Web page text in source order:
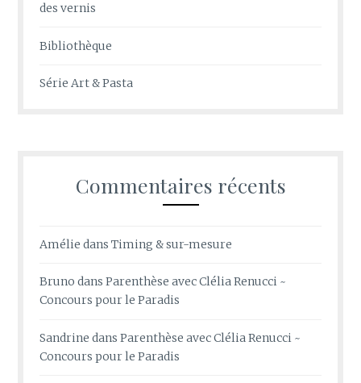
des vernis
Bibliothèque
Série Art & Pasta
Commentaires récents
Amélie dansTiming & sur-mesure
Bruno dansParenthèse avec Clélia Renucci ~
Concours pour le Paradis
Sandrine dansParenthèse avec Clélia Renucci ~
Concours pour le Paradis